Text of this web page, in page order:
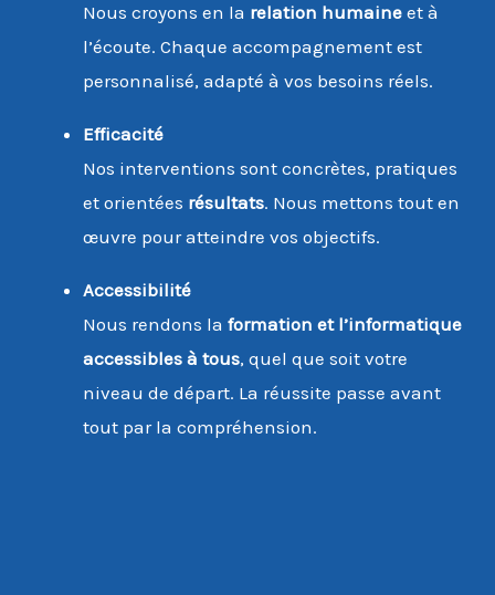
Nous croyons en la relation humaine et à
l’écoute. Chaque accompagnement est
personnalisé, adapté à vos besoins réels.
Efficacité
Nos interventions sont concrètes, pratiques
et orientées résultats. Nous mettons tout en
œuvre pour atteindre vos objectifs.
Accessibilité
Nous rendons la formation et l’informatique
accessibles à tous, quel que soit votre
niveau de départ. La réussite passe avant
tout par la compréhension.